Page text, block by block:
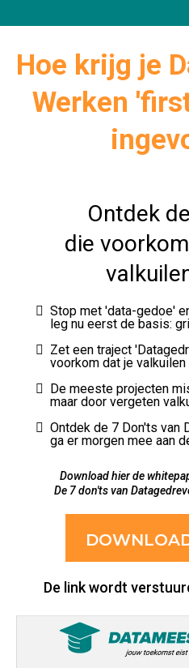
Hoe krijg je
Werken
Ontdek
die
Stop met 'data-gedoe'
leg nu eerst de basis:
Zet een traject
voorkom dat je
De meeste projecten
maar door vergeten
Ontdek de 7 Don'ts van
ga er morgen mee aan
Download hier de
De 7 don'ts van
De link wordt